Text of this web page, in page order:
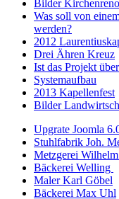
Bilder
Was soll von
werden?
2012
Drei Ähren Kreuz
Ist das Projekt
Systemaufbau
2013 Kapellenfest
Bilder
Upgrate Joomla
Stuhlfabrik Joh.
Metzgerei
Bäckerei Welling
Maler Karl Göbel
Bäckerei Max Uhl